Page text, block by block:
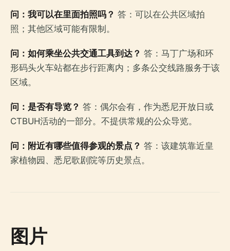
问：我可以在里面拍照吗？ 答：可以在公共区域拍
照；其他区域可能有限制。
问：如何乘坐公共交通工具到达？ 答：马丁广场和环
形码头火车站都在步行距离内；多条公交线路服务于该
区域。
问：是否有导览？ 答：偶尔会有，作为悉尼开放日或
CTBUH活动的一部分。不提供常规的公众导览。
问：附近有哪些值得参观的景点？ 答：该建筑靠近皇
家植物园、悉尼歌剧院等历史景点。
图片